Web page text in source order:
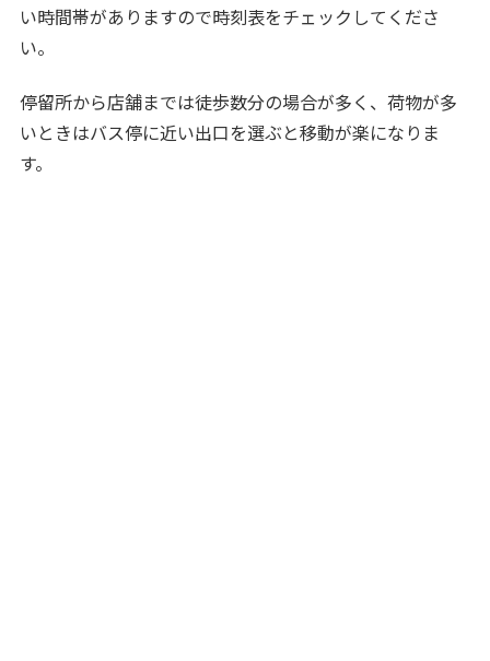
い時間帯がありますので時刻表をチェックしてくださ
い。
停留所から店舗までは徒歩数分の場合が多く、荷物が多
いときはバス停に近い出口を選ぶと移動が楽になりま
す。